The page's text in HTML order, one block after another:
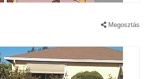
Megosztás